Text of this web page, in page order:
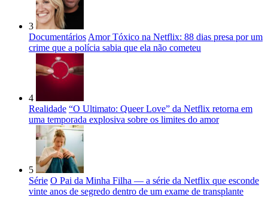
3
Documentários Amor Tóxico na Netflix: 88 dias presa por um
crime que a polícia sabia que ela não cometeu
4
Realidade “O Ultimato: Queer Love” da Netflix retorna em
uma temporada explosiva sobre os limites do amor
5
Série O Pai da Minha Filha — a série da Netflix que esconde
vinte anos de segredo dentro de um exame de transplante